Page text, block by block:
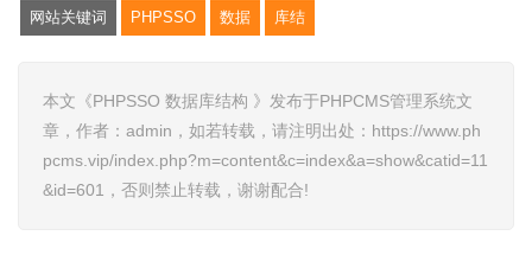
网站关键词 PHPSSO 数据 库结
本文《PHPSSO 数据库结构 》发布于PHPCMS管理系统文
章，作者：admin，如若转载，请注明出处：https://www.ph
pcms.vip/index.php?m=content&c=index&a=show&catid=11
&id=601，否则禁止转载，谢谢配合!